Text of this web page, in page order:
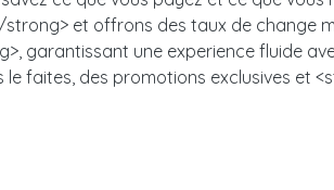
et offrons des taux de change
garantissant une experience fluide
faites, des promotions exclusives et